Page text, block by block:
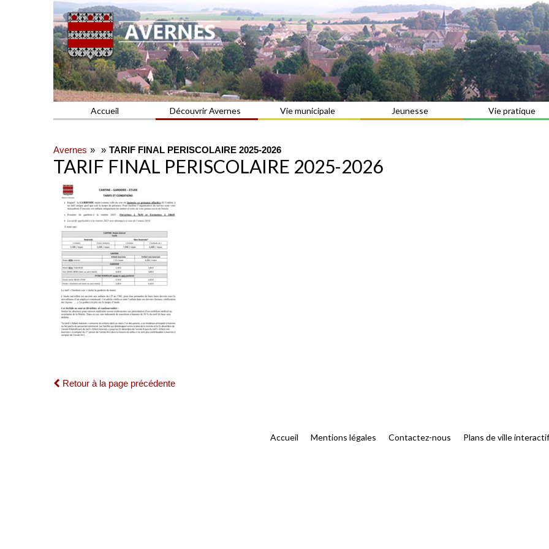
AVERNES
Commune du Val d'Oise
Accueil Découvrir Avernes Vie municipale Jeunesse Vie pratique
Avernes TARIF FINAL PERISCOLAIRE 2025-2026
TARIF FINAL PERISCOLAIRE 2025-2026
Retour à la page précédente
Accueil Mentions légales Contactez-nous Plans de ville